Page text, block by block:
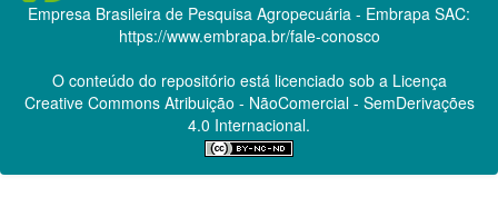
Empresa Brasileira de Pesquisa Agropecuária - Embrapa SAC:
https://www.embrapa.br/fale-conosco
O conteúdo do repositório está licenciado sob a Licença
Creative CommonsAtribuição - NãoComercial - SemDerivações
4.0 Internacional.